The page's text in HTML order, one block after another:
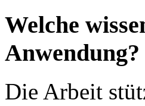
Welche
Anwendung?
Die Arbeit